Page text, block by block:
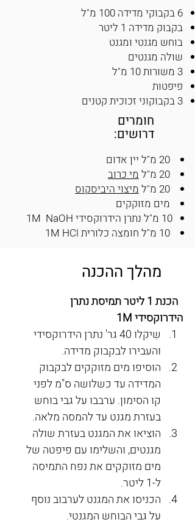
6 בקבוקי מדידה 100 מ"ל
בקבוק מדידה 1 ליטר
בוחש מגנטי ומגנט
שולה מגנטים
3 משורות 10 מ"ל
פיפטות
3 בקבוקוני זכוכית קטנים
חומרים
דרושים:
מי כרוב
מיצוי היביסקוס
מים מזוקקים
10 מ"ל נתרן הידרוקסידי 1M NaOH
מהלך ההכנה
הכנת 1 ליטר תמיסת נתרן
הידרוקסידי 1M
שִיקלו 40 גר' נתרן הידרוקסידי
והעבירו לבקבוק מדידה.
הוסיפו מים מזוקקים לבקבוק
המדידה עד כשלושה ס"מ לפני
קו הסימון. ערבבו על גבי בוחש
בעזרת מגנט עד להמסה מלאה.
הוציאו את המגנט בעזרת שולה
מגנטים, והשלימו עם פיפטה של
מים מזוקקים את נפח התמיסה
ל-1 ליטר.
הכניסו את המגנט לערבוב נוסף
על גבי הבוחש המגנטי.